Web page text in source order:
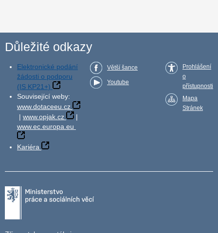
Důležité odkazy
Elektronické podání
žádosti o podporu
(IS KP21+)
Související weby:
www.dotaceeu.cz
| www.opjak.cz
|
www.ec.europa.eu
Kariéra
Větší šance
Youtube
Prohlášení
o
přístupnosti
Mapa
Stránek